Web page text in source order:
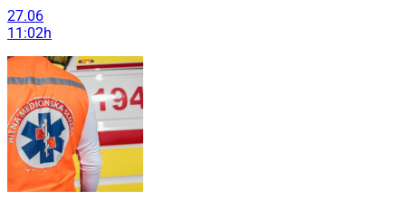
27.06
11:02h